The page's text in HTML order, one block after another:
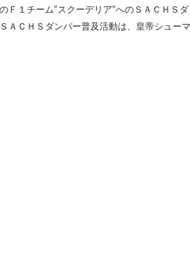
Ｆ１チーム”スクーデリア”へのＳＡＣＨＳ
ＡＣＨＳダンパー普及活動は、皇帝シュー